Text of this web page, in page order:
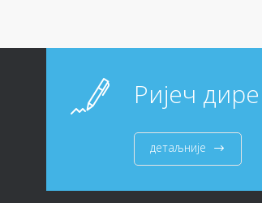
Ријеч
детаљније